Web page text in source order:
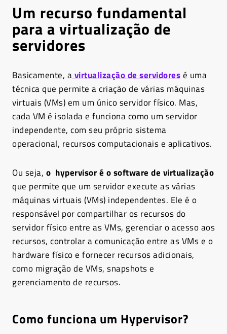
Um recurso fundamental
para a virtualização de
servidores
Basicamente, avirtualização de servidoresé uma
técnica que permite a criação de várias máquinas
virtuais (VMs) em um único servidor físico. Mas,
cada VM é isolada e funciona como um servidor
independente, com seu próprio sistema
operacional, recursos computacionais e aplicativos.
Ou seja, o hypervisor é o software de virtualização
que permite que um servidor execute as várias
máquinas virtuais (VMs) independentes. Ele é o
responsável por compartilhar os recursos do
servidor físico entre as VMs, gerenciar o acesso aos
recursos, controlar a comunicação entre as VMs e o
hardware físico e fornecer recursos adicionais,
como migração de VMs, snapshots e
gerenciamento de recursos.
Como funciona um Hypervisor?